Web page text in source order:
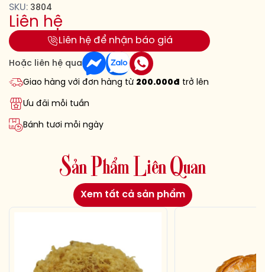
SKU: 3804
Liên hệ
Liên hệ để nhận báo giá
Hoặc liên hệ qua
Giao hàng với đơn hàng từ 200.000đ trở lên
Ưu đãi mỗi tuần
Bánh tươi mỗi ngày
Sản Phẩm Liên Quan
Xem tất cả sản phẩm